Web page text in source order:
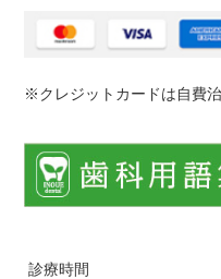
※クレジットカードは自費
診療時間